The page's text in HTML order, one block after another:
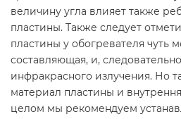
величину угла влияет также
пластины. Также следует
пластины у обогревателя чуть
составляющая, и,
инфракрасного излучения. Но
материал пластины и
целом мы рекомендуем